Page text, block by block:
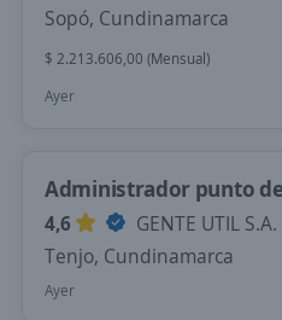
Sopó, Cundinamarca
$ 2.213.606,00 (Mensual)
Ayer
Administrador punto
4,6
GENTE UTIL S.A.
Tenjo, Cundinamarca
Ayer